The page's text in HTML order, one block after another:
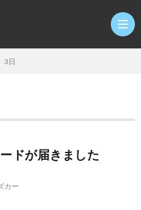
研
3日
ドが届きました
カー